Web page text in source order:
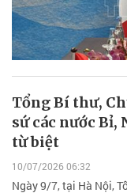
Tổng Bí thư,
sứ các nước Bỉ,
từ biệt
10/07/2026 06:32
Ngày 9/7, tại Hà Nội,